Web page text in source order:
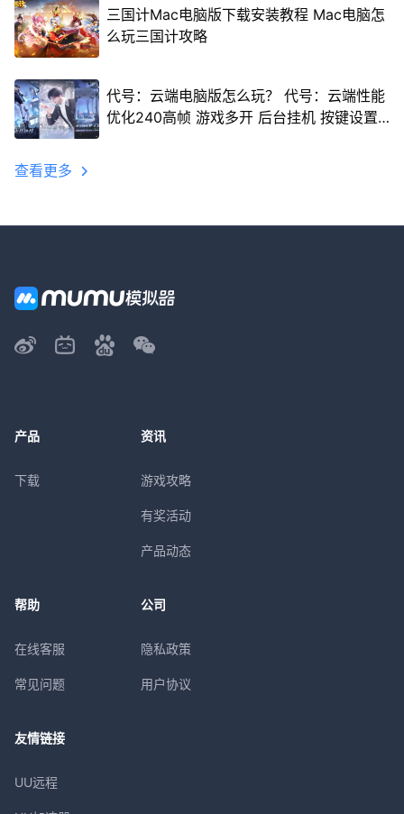
三国计Mac电脑版下载安装教程 Mac电脑怎
么玩三国计攻略
代号：云端电脑版怎么玩？ 代号：云端性能
优化240高帧 游戏多开 后台挂机 按键设置
查看更多
产品
下载
资讯
游戏攻略
有奖活动
产品动态
帮助
在线客服
常见问题
公司
隐私政策
用户协议
友情链接
UU远程